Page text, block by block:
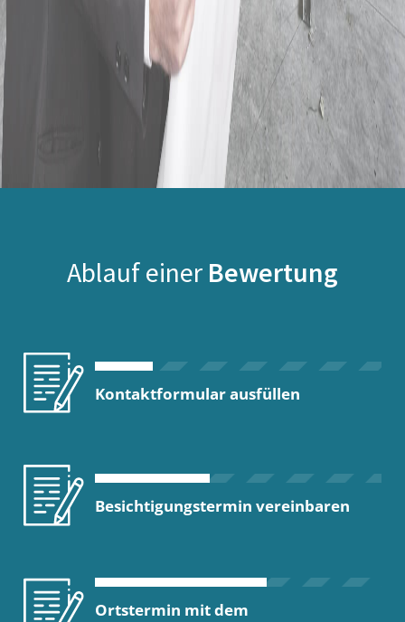
Ablauf einer Bewertung
Kontaktformular ausfüllen
Besichtigungstermin vereinbaren
Ortstermin mit dem